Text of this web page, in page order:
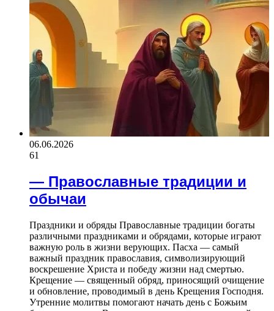
06.06.2026
61
— Православные традиции и
обычаи
Праздники и обряды Православные традиции богаты
различными праздниками и обрядами, которые играют
важную роль в жизни верующих. Пасха — самый
важный праздник православия, символизирующий
воскрешение Христа и победу жизни над смертью.
Крещение — священный обряд, приносящий очищение
и обновление, проводимый в день Крещения Господня.
Утренние молитвы помогают начать день с Божьим